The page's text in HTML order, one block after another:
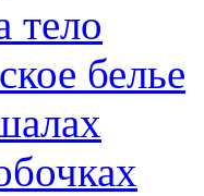
тело
белье